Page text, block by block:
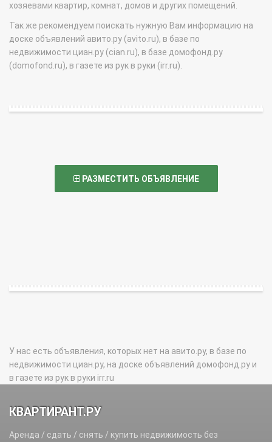
хозяевами квартир, комнат, домов и других помещений.
Так же рекомендуем поискать нужную Вам информацию на
доске объявлений авито.ру (avito.ru), в базе по
недвижимости циан.ру (cian.ru), в базе домофонд.ру
(domofond.ru), в газете из рук в руки (irr.ru).
РАЗМЕСТИТЬ ОБЪЯВЛЕНИЕ
У нас есть объявления, которых нет на авито.ру, в базе по
недвижимости циан.ру, на доске объявлений домофонд.ру и
в газете из рук в руки irr.ru
КВАРТИРАНТ.РУ
Аренда / сдать / снять / купить недвижимость без